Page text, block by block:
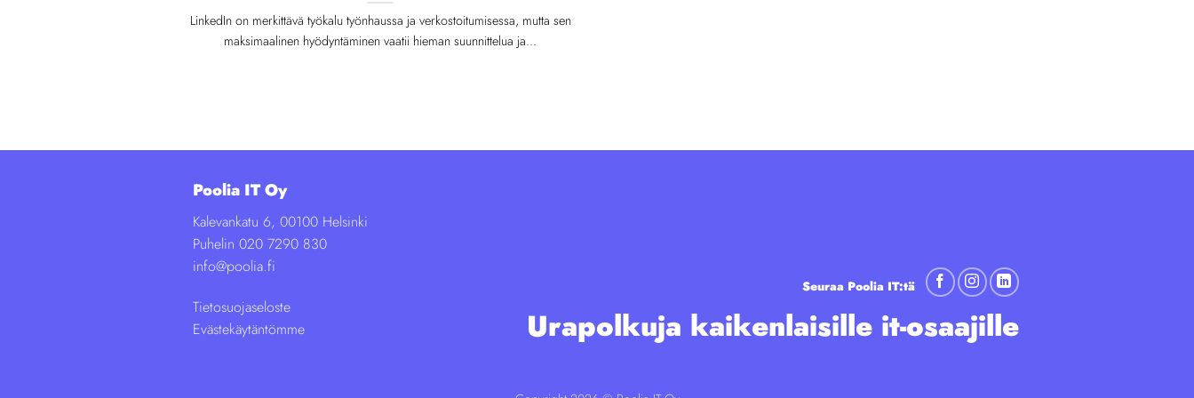
LinkedIn on merkittävä työkalu työnhaussa ja verkostoitumisessa, mutta sen
maksimaalinen hyödyntäminen vaatii hieman suunnittelua ja...
Poolia IT Oy
Kalevankatu 6, 00100 Helsinki
Puhelin 020 7290 830
info@poolia.fi
Tietosuojaseloste
Evästekäytäntömme
Seuraa Poolia IT:tä
Urapolkuja kaikenlaisille it-osaajille